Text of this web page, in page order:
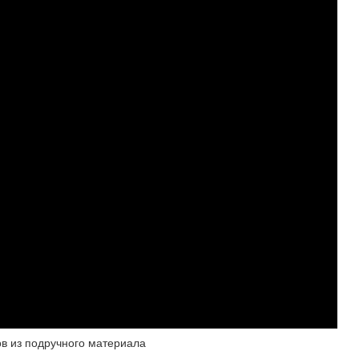
из подручного материала